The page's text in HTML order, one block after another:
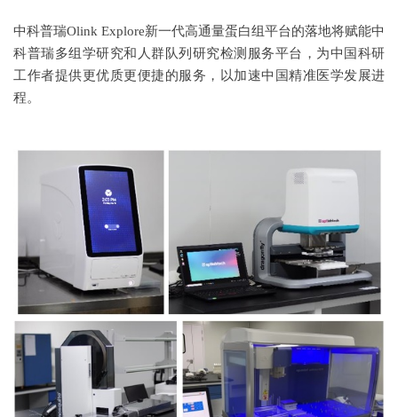
中科普瑞Olink Explore新一代高通量蛋白组平台的落地将赋能中
科普瑞多组学研究和人群队列研究检测服务平台，为中国科研
工作者提供更优质更便捷的服务，以加速中国精准医学发展进
程。